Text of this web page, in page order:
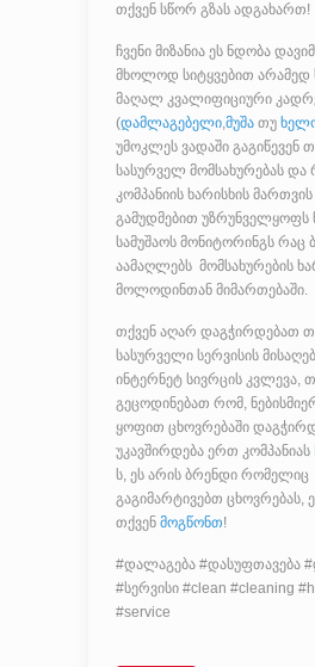
თქვენ სწორ გზას ადგახართ!
ჩვენი მიზანია ეს ნდობა
მხოლოდ სიტყვებით არამედ
მაღალ კვალიფიციური
(დამლაგებელი,მუშათუ
უმოკლეს ვადაში გაგიწევენ
სასურველ მომსახურებას და
კომპანიის ხარისხის
გამუდმებით უზრუნველყოფს
სამუშაოს მონიტორინგს რაც
აამაღლებს მომსახურების
მოლოდინთან მიმართებაში.
თქვენ აღარ დაგჭირდებათ
სასურველი სერვისის
ინტერნეტ სივრცის კვლევა,
გეცოდინებათ რომ,
ყოფით ცხოვრებაში
უკავშირდება ერთ კომპანიას
ს, ეს არის ბრენდი რომელიც
გაგიმარტივებთ ცხოვრებას,
თქვენ მოგწონთ!
#დალაგება #დასუფთავება
#სერვისი #clean #cleaning
#service